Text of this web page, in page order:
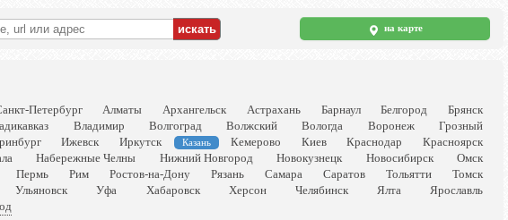
на карте
Петербург Алматы Архангельск Астрахань Барнаул Белгород
Брянск
Владимир Волгоград Волжский Вологда Воронеж
Грозный
Ижевск Иркутск Казань Кемерово Киев Краснодар
Красноярск
Набережные Челны Нижний Новгород Новокузнецк Новосибирск
Омск
Пермь Рим Ростов-на-Дону Рязань Самара Саратов Тольятти
Томск
Ульяновск Уфа Хабаровск Херсон Челябинск Ялта
Ярославль